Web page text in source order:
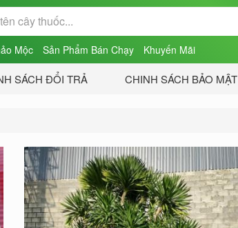
Mộc Sản Phẩm Bán Chạy Khuyến Mãi
SÁCH ĐỔI TRẢ CHINH SÁCH BẢO MẬT